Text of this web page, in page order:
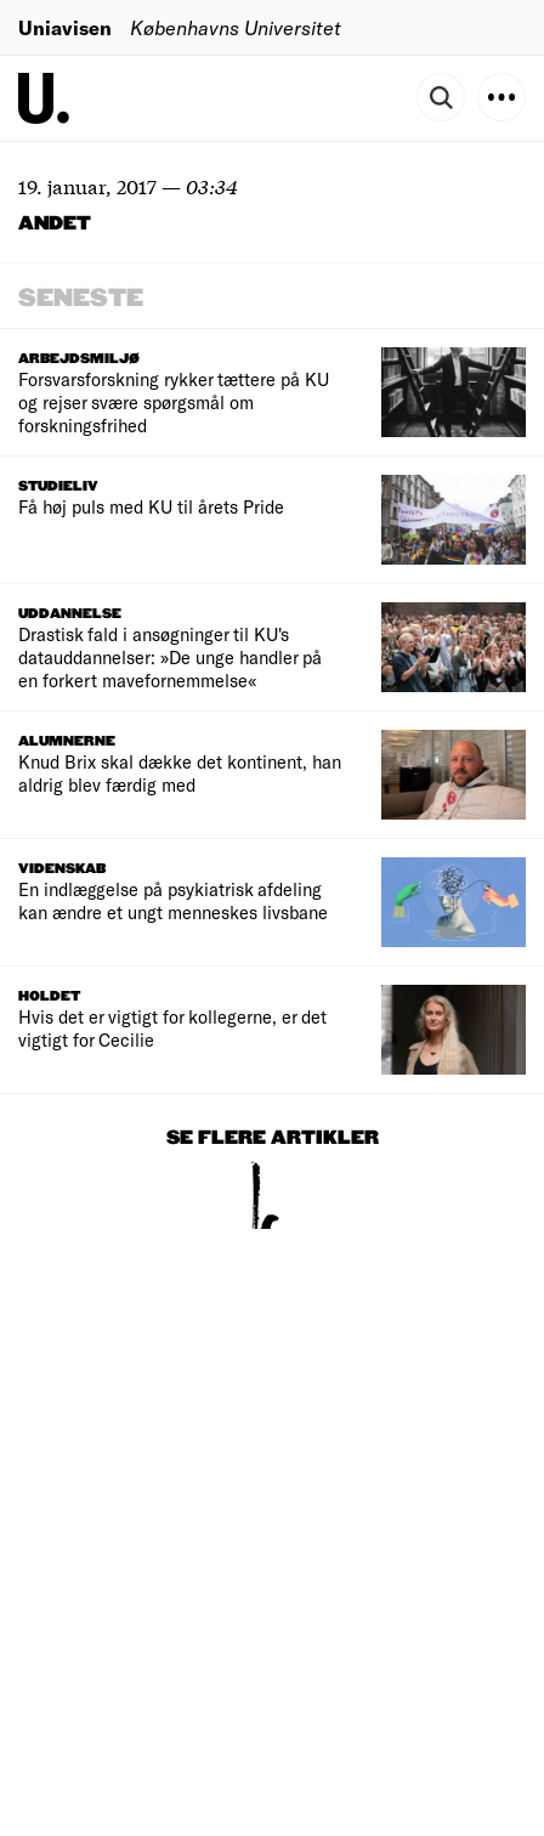
Uniavisen Københavns Universitet
19. januar, 2017—03:34
ANDET
SENESTE
ARBEJDSMILJØ
Forsvarsforskning rykker tættere på KU
og rejser svære spørgsmål om
forskningsfrihed
STUDIELIV
Få høj puls med KU til årets Pride
UDDANNELSE
Drastisk fald i ansøgninger til KU's
datauddannelser: »De unge handler på
en forkert mavefornemmelse«
ALUMNERNE
Knud Brix skal dække det kontinent, han
aldrig blev færdig med
VIDENSKAB
En indlæggelse på psykiatrisk afdeling
kan ændre et ungt menneskes livsbane
HOLDET
Hvis det er vigtigt for kollegerne, er det
vigtigt for Cecilie
SE FLERE ARTIKLER